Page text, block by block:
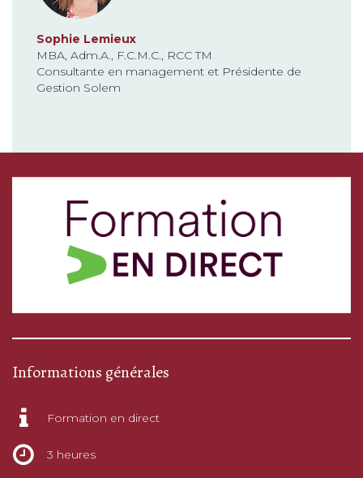
Sophie Lemieux
MBA, Adm.A., F.C.M.C., RCC TM
Consultante en management et Présidente de
Gestion Solem
Informations générales
Formation en direct
3 heures